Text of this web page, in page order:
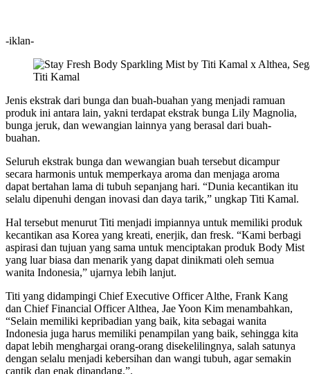
-iklan-
Titi Kamal
Jenis ekstrak dari bunga dan buah-buahan yang menjadi ramuan
produk ini antara lain, yakni terdapat ekstrak bunga Lily Magnolia,
bunga jeruk, dan wewangian lainnya yang berasal dari buah-
buahan.
Seluruh ekstrak bunga dan wewangian buah tersebut dicampur
secara harmonis untuk memperkaya aroma dan menjaga aroma
dapat bertahan lama di tubuh sepanjang hari. “Dunia kecantikan itu
selalu dipenuhi dengan inovasi dan daya tarik,” ungkap Titi Kamal.
Hal tersebut menurut Titi menjadi impiannya untuk memiliki produk
kecantikan asa Korea yang kreati, enerjik, dan fresk. “Kami berbagi
aspirasi dan tujuan yang sama untuk menciptakan produk Body Mist
yang luar biasa dan menarik yang dapat dinikmati oleh semua
wanita Indonesia,” ujarnya lebih lanjut.
Titi yang didampingi Chief Executive Officer Althe, Frank Kang
dan Chief Financial Officer Althea, Jae Yoon Kim menambahkan,
“Selain memiliki kepribadian yang baik, kita sebagai wanita
Indonesia juga harus memiliki penampilan yang baik, sehingga kita
dapat lebih menghargai orang-orang disekelilingnya, salah satunya
dengan selalu menjadi kebersihan dan wangi tubuh, agar semakin
cantik dan enak dipandang.”.